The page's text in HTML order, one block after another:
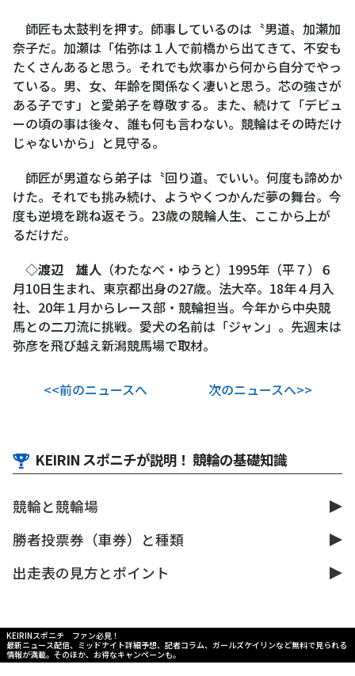
師匠も太鼓判を押す。師事しているのは〝男道〟加瀬加
奈子だ。加瀬は「佑弥は１人で前橋から出てきて、不安も
たくさんあると思う。それでも炊事から何から自分でやっ
ている。男、女、年齢を関係なく凄いと思う。芯の強さが
ある子です」と愛弟子を尊敬する。また、続けて「デビュ
ーの頃の事は後々、誰も何も言わない。競輪はその時だけ
じゃないから」と見守る。
師匠が男道なら弟子は〝回り道〟でいい。何度も諦めか
けた。それでも挑み続け、ようやくつかんだ夢の舞台。今
度も逆境を跳ね返そう。23歳の競輪人生、ここから上が
るだけだ。
◇渡辺 雄人 （わたなべ・ゆうと）1995年（平７）６
月10日生まれ、東京都出身の27歳。法大卒。18年４月入
社、20年１月からレース部・競輪担当。今年から中央競
馬との二刀流に挑戦。愛犬の名前は「ジャン」。先週末は
弥彦を飛び越え新潟競馬場で取材。
<<前のニュースへ 次のニュースへ>>
KEIRIN スポニチが説明！ 競輪の基礎知識
競輪と競輪場
勝者投票券（車券）と種類
出走表の見方とポイント
KEIRINスポニチ ファン必見！
最新ニュース配信、ミッドナイト詳細予想、記者コラム、ガールズケイリンなど無料で見られる
情報が満載。そのほか、お得なキャンペーンも。